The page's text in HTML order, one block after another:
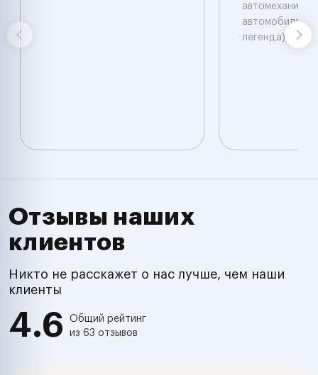
автомеханик
автомобилям.
легенда))
Отзывы наших
клиентов
Никто не расскажет о нас лучше, чем наши
клиенты
4.6
Общий рейтинг
из 63 отзывов